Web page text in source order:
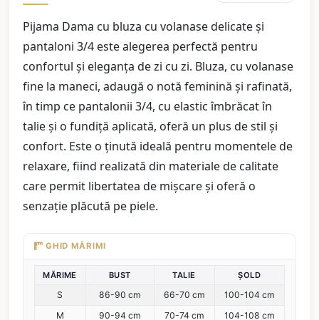
Pijama Dama cu bluza cu volanase delicate și
pantaloni 3/4 este alegerea perfectă pentru
confortul și eleganța de zi cu zi. Bluza, cu volanase
fine la maneci, adaugă o notă feminină și rafinată,
în timp ce pantalonii 3/4, cu elastic îmbrăcat în
talie și o fundiță aplicată, oferă un plus de stil și
confort. Este o ținută ideală pentru momentele de
relaxare, fiind realizată din materiale de calitate
care permit libertatea de mișcare și oferă o
senzație plăcută pe piele.
GHID MĂRIMI
MĂRIME BUST TALIE ȘOLD
S 86-90 cm 66-70 cm
100-104 cm
M
90-94 cm 70-74 cm 104-108 cm